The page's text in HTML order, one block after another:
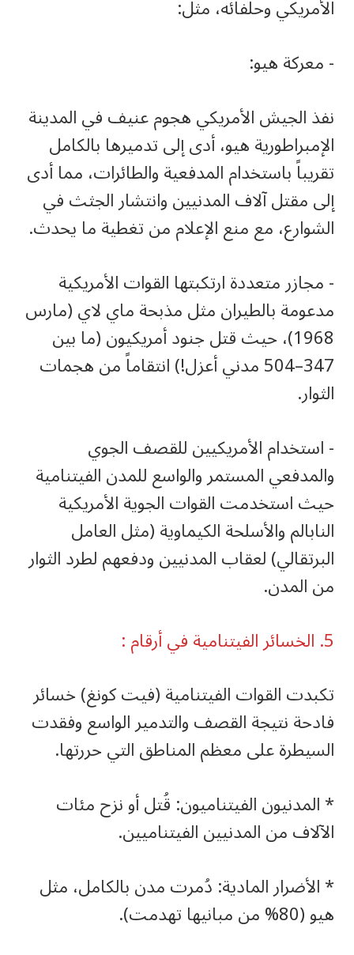
الأمريكي وحلفائه، مثل:
‏- معركة هيو:
‏نفذ الجيش الأمريكي هجوم عنيف في المدينة
الإمبراطورية هيو، أدى إلى تدميرها بالكامل
تقريباً باستخدام المدفعية والطائرات، مما أدى
إلى مقتل آلاف المدنيين وانتشار الجثث في
الشوارع، مع منع الإعلام من تغطية ما يحدث.
‏- مجازر متعددة ارتكبتها القوات الأمريكية
مدعومة بالطيران مثل مذبحة ماي لاي (مارس
1968)، حيث قتل جنود أمريكيون (ما بين
347–504 مدني أعزل!) انتقاماً من هجمات
الثوار.
‏- استخدام الأمريكيين للقصف الجوي
والمدفعي المستمر والواسع للمدن الفيتنامية
حيث استخدمت القوات الجوية الأمريكية
النابالم والأسلحة الكيماوية (مثل العامل
البرتقالي) لعقاب المدنيين ودفعهم لطرد الثوار
من المدن.
‏تكبدت القوات الفيتنامية (فيت كونغ) خسائر
فادحة نتيجة القصف والتدمير الواسع وفقدت
السيطرة على معظم المناطق التي حررتها.
‏* المدنيون الفيتناميون: قُتل أو نزح مئات
الآلاف من المدنيين الفيتناميين.
‏* الأضرار المادية: دُمرت مدن بالكامل، مثل
هيو (80% من مبانيها تهدمت).